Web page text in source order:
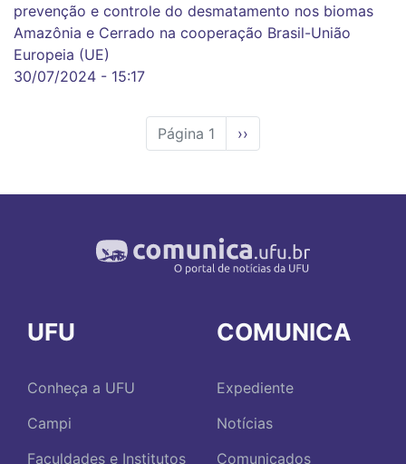
prevenção e controle do desmatamento nos biomas
Amazônia e Cerrado na cooperação Brasil-União
Europeia (UE)
30/07/2024 - 15:17
Página 1
Próxima
página
››
UFU
Conheça a UFU
Campi
Faculdades e Institutos
COMUNICA
Expediente
Notícias
Comunicados